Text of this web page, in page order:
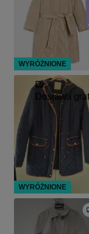
Dostawa
WYRÓŻNIONE
WYRÓŻNIONE